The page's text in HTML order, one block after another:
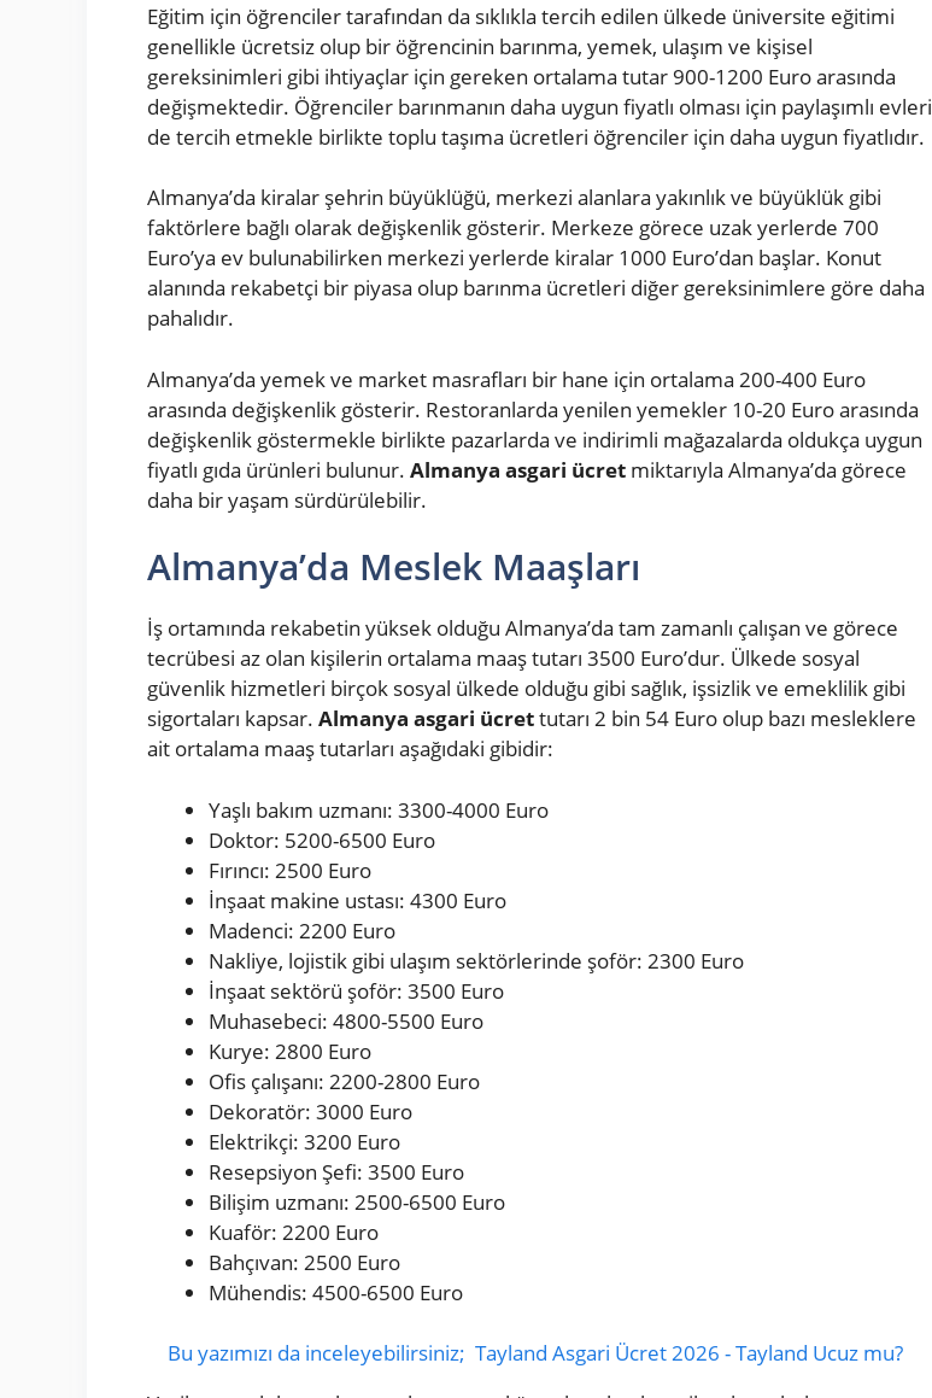
Eğitim için öğrenciler tarafından da sıklıkla tercih edilen ülkede üniversite eğitimi
genellikle ücretsiz olup bir öğrencinin barınma, yemek, ulaşım ve kişisel
gereksinimleri gibi ihtiyaçlar için gereken ortalama tutar 900-1200 Euro arasında
değişmektedir. Öğrenciler barınmanın daha uygun fiyatlı olması için paylaşımlı evleri
de tercih etmekle birlikte toplu taşıma ücretleri öğrenciler için daha uygun fiyatlıdır.
Almanya’da kiralar şehrin büyüklüğü, merkezi alanlara yakınlık ve büyüklük gibi
faktörlere bağlı olarak değişkenlik gösterir. Merkeze görece uzak yerlerde 700
Euro’ya ev bulunabilirken merkezi yerlerde kiralar 1000 Euro’dan başlar. Konut
alanında rekabetçi bir piyasa olup barınma ücretleri diğer gereksinimlere göre daha
pahalıdır.
Almanya’da yemek ve market masrafları bir hane için ortalama 200-400 Euro
arasında değişkenlik gösterir. Restoranlarda yenilen yemekler 10-20 Euro arasında
değişkenlik göstermekle birlikte pazarlarda ve indirimli mağazalarda oldukça uygun
fiyatlı gıda ürünleri bulunur. Almanya asgari ücret miktarıyla Almanya’da görece
daha bir yaşam sürdürülebilir.
Almanya’da Meslek Maaşları
İş ortamında rekabetin yüksek olduğu Almanya’da tam zamanlı çalışan ve görece
tecrübesi az olan kişilerin ortalama maaş tutarı 3500 Euro’dur. Ülkede sosyal
güvenlik hizmetleri birçok sosyal ülkede olduğu gibi sağlık, işsizlik ve emeklilik gibi
sigortaları kapsar. Almanya asgari ücrettutarı 2 bin 54 Euro olup bazı mesleklere
ait ortalama maaş tutarları aşağıdaki gibidir:
Yaşlı bakım uzmanı: 3300-4000 Euro
Doktor: 5200-6500 Euro
Fırıncı: 2500 Euro
İnşaat makine ustası: 4300 Euro
Madenci: 2200 Euro
Nakliye, lojistik gibi ulaşım sektörlerinde şoför: 2300 Euro
İnşaat sektörü şoför: 3500 Euro
Muhasebeci: 4800-5500 Euro
Kurye: 2800 Euro
Ofis çalışanı: 2200-2800 Euro
Dekoratör: 3000 Euro
Elektrikçi: 3200 Euro
Resepsiyon Şefi: 3500 Euro
Bilişim uzmanı: 2500-6500 Euro
Kuaför: 2200 Euro
Bahçıvan: 2500 Euro
Mühendis: 4500-6500 Euro
Bu yazımızı da inceleyebilirsiniz; Tayland Asgari Ücret 2026 - Tayland Ucuz mu?